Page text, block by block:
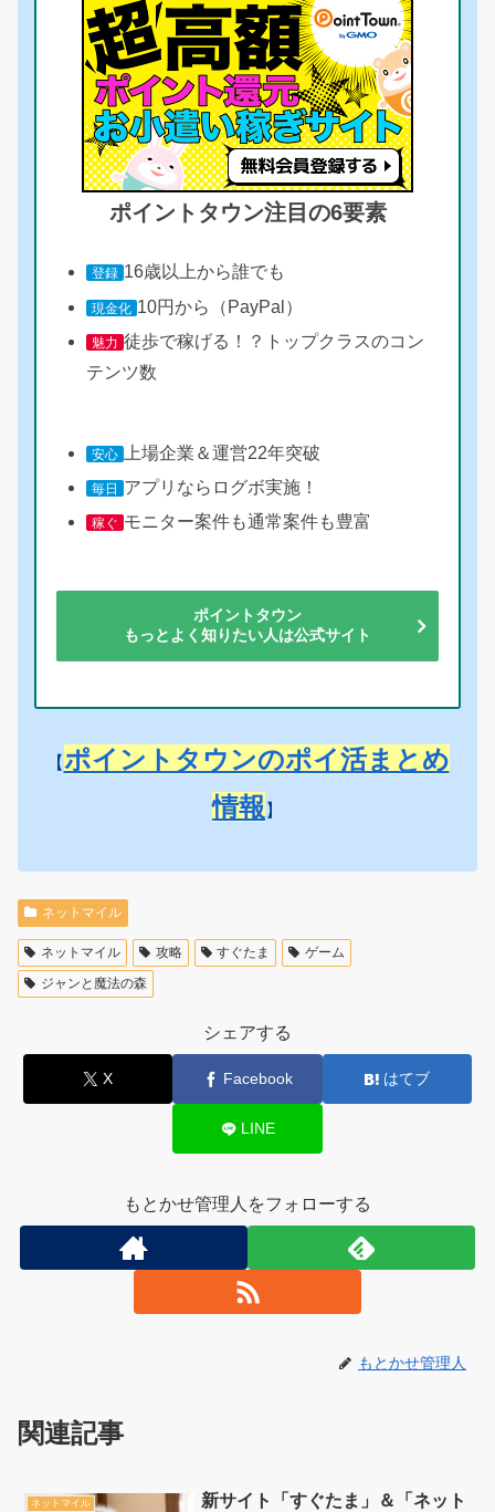
ポイントタウン注目の6要素
登録 16歳以上から誰でも
現金化 10円から（PayPal）
魅力 徒歩で稼げる！？トップクラスのコン
テンツ数
安心 上場企業＆運営22年突破
毎日 アプリならログボ実施！
稼ぐ モニター案件も通常案件も豊富
ポイントタウン
もっとよく知りたい人は公式サイト
【ポイントタウンのポイ活まとめ
情報 】
ネットマイル
ネットマイル 攻略 すぐたま
ゲーム
ジャンと魔法の森
シェアする
X Facebook はてブ
LINE
もとかせ管理人をフォローする
もとかせ管理人
関連記事
ネットマイル
新サイト「すぐたま」＆「ネット